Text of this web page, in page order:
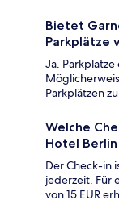
Bietet
Parkplätze
Ja. Parkplätze
Parkplätzen
Welche
Hotel
Der Check-in
jederzeit. Für
von 15 EUR